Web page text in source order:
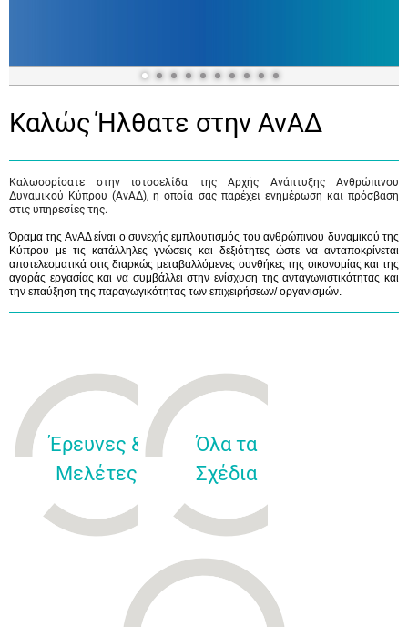
Καλώς Ήλθατε στην ΑνΑΔ
Καλωσορίσατε στην ιστοσελίδα της Αρχής Ανάπτυξης Ανθρώπινου
Δυναμικού Κύπρου (ΑνΑΔ), η οποία σας παρέχει ενημέρωση και πρόσβαση
στις υπηρεσίες της.
Όραμα της ΑνΑΔ είναι ο συνεχής εμπλουτισμός του ανθρώπινου δυναμικού της
Κύπρου με τις κατάλληλες γνώσεις και δεξιότητες ώστε να ανταποκρίνεται
αποτελεσματικά στις διαρκώς μεταβαλλόμενες συνθήκες της οικονομίας και της
αγοράς εργασίας και να συμβάλλει στην ενίσχυση της ανταγωνιστικότητας και
την επαύξηση της παραγωγικότητας των επιχειρήσεων/ οργανισμών.
Έρευνες &
Μελέτες
Όλα τα
Σχέδια